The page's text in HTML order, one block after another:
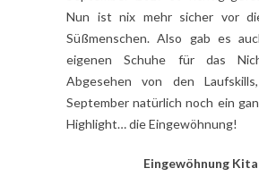
Nun ist nix mehr sicher vor
Süßmenschen. Also gab es
eigenen Schuhe für das
Abgesehen von den
September natürlich noch ein
Highlight… die Eingewöhnung!
Eingewöhnung Kita